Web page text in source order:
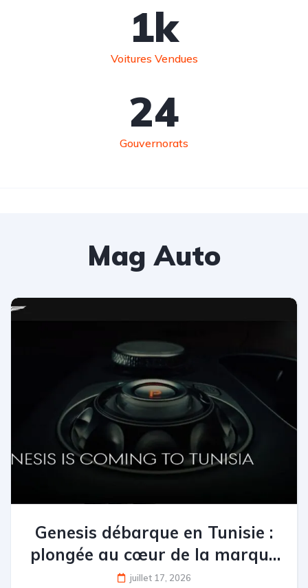
1k
Voitures Vendues
24
Gouvernorats
Mag Auto
Genesis débarque en Tunisie :
plongée au cœur de la marque
qui réinvente le luxe automobile
juillet 17, 2026